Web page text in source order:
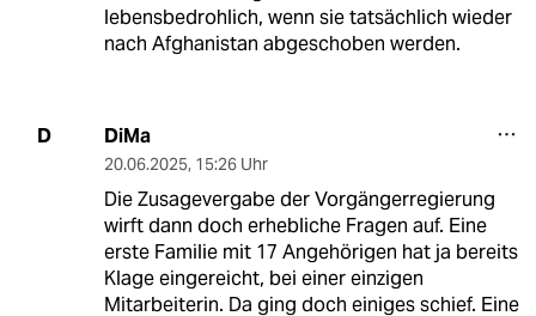
lebensbedrohlich, wenn sie tatsächlich wieder
nach Afghanistan abgeschoben werden.
D DiMa
20.06.2025, 15:26 Uhr
Die Zusagevergabe der Vorgängerregierung
wirft dann doch erhebliche Fragen auf. Eine
erste Familie mit 17 Angehörigen hat ja bereits
Klage eingereicht, bei einer einzigen
Mitarbeiterin. Da ging doch einiges schief. Eine